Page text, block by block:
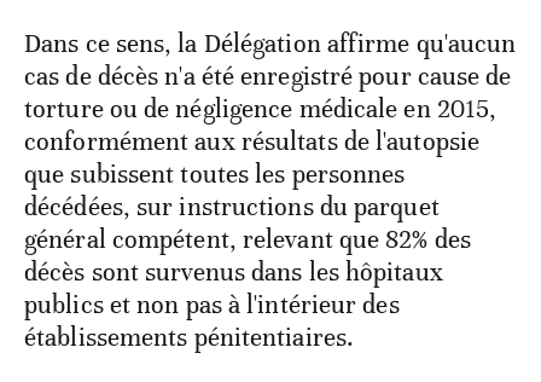
Dans ce sens, la Délégation affirme qu'aucun
cas de décès n'a été enregistré pour cause de
torture ou de négligence médicale en 2015,
conformément aux résultats de l'autopsie
que subissent toutes les personnes
décédées, sur instructions du parquet
général compétent, relevant que 82% des
décès sont survenus dans les hôpitaux
publics et non pas à l'intérieur des
établissements pénitentiaires.